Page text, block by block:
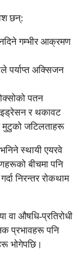
छन्:
गम्भीर आक्रमण
पर्याप्त अक्सिजन
पतन
र थकावट
मुटुको जटिलताहरू
स्थायी एयरवे
बीचमा पनि
निरन्तर रोकथाम
वा औषधि-प्रतिरोधी
प्रभावहरू पनि
भोगेपछि।